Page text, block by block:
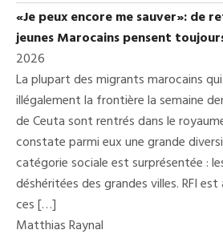
«Je peux encore me sauver»: de
jeunes Marocains pensent
2026
La plupart des migrants marocains
illégalement la frontière la semaine
de Ceuta sont rentrés dans le
constate parmi eux une grande
catégorie sociale est surprésentée :
déshéritées des grandes villes. RFI
ces […]
Matthias Raynal